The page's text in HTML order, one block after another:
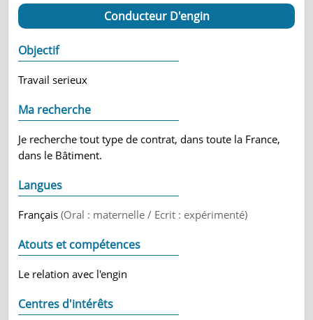
Conducteur D'engin
Objectif
Travail serieux
Ma recherche
Je recherche tout type de contrat, dans toute la France,
dans le Bâtiment.
Langues
Français(Oral : maternelle / Ecrit : expérimenté)
Atouts et compétences
Le relation avec l'engin
Centres d'intérêts